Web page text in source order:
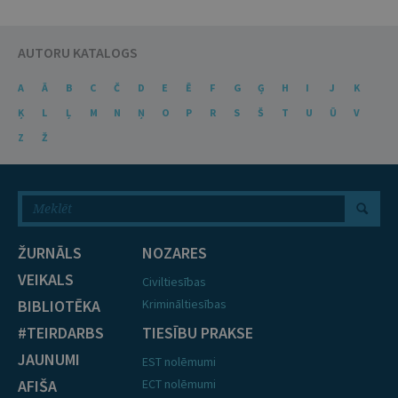
AUTORU KATALOGS
A Ā B C Č D E Ē F G Ģ H I J
K
Ķ
L Ļ M N Ņ O P R S Š T U Ū
V
Z
Ž
ŽURNĀLS
VEIKALS
BIBLIOTĒKA
#TEIRDARBS
JAUNUMI
AFIŠA
NOZARES
Civiltiesības
Krimināltiesības
TIESĪBU PRAKSE
EST nolēmumi
ECT nolēmumi